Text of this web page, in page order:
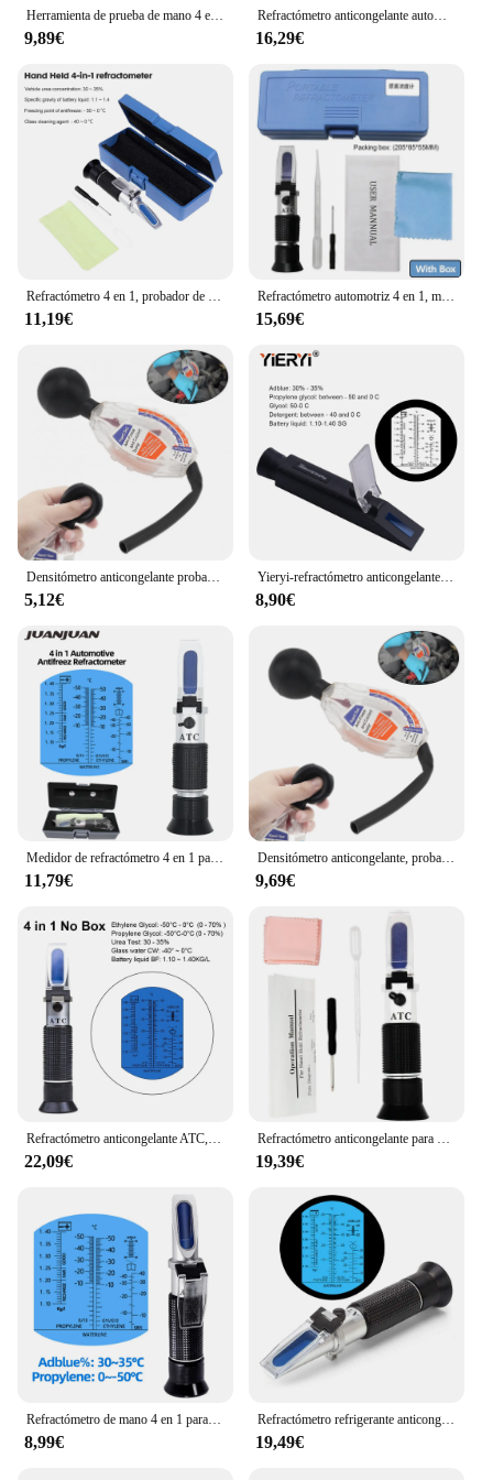
Herramienta de prueba de mano 4 en 1, refractómetro W ATC, estuche para batería con aceite de motor, glicol, anticongelante, punto de congelación, Coche
9,89€
Refractómetro anticongelante automotriz 4 en 1, probador de fluido de Urea de coche, Detector ATC de congelación de batería, hidrómetro de electrolito de mano
16,29€
Refractómetro 4 en 1, probador de refrigerante anticongelante ATC Adblue, líquido del motor, Detector de propilenglicol, prueba de batería de limpieza de coche
11,19€
Refractómetro automotriz 4 en 1, medidor de líquido de Urea anticongelante para coche, batería anticongelante, medición de electrolitos
15,69€
5,12€
Yieryi-refractómetro anticongelante 4 en 1, líquido de motor, punto anticongelante, batería de coche, ATC, probador de mano, nuevo
8,90€
11,79€
Densitómetro anticongelante, probador de refrigerante, pantallas °C °F, Medidor de densidad de Dial preciso, herramienta de probador de refrigerante de radiador de coche
9,69€
22,09€ 19,39€
8,99€
Refractómetro refrigerante anticongelante para automóvil, sistema anticongelante, líquido de escape diésel, ácido de batería y líquido de lavado de parabrisas
19,49€